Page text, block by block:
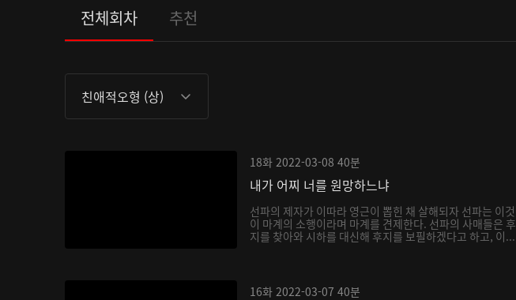
전체회차 추천
친애적오형 (상)
18화 2022-03-08 40분
내가 어찌 너를 원망하느냐
선파의 제자가 이따라 영근이 뽑힌 채 살해되자 선파는 이것
이 마계의 소행이라며 마계를 견제한다. 선파의 사매들은 후
지를 찾아와 시하를 대신해 후지를 보필하겠다고 하고, 이...
16화 2022-03-07 40분